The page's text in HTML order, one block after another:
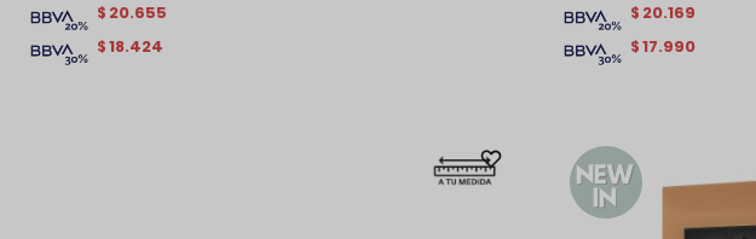
$18.424
$ 20.655
$ 17.990
$ 20.169